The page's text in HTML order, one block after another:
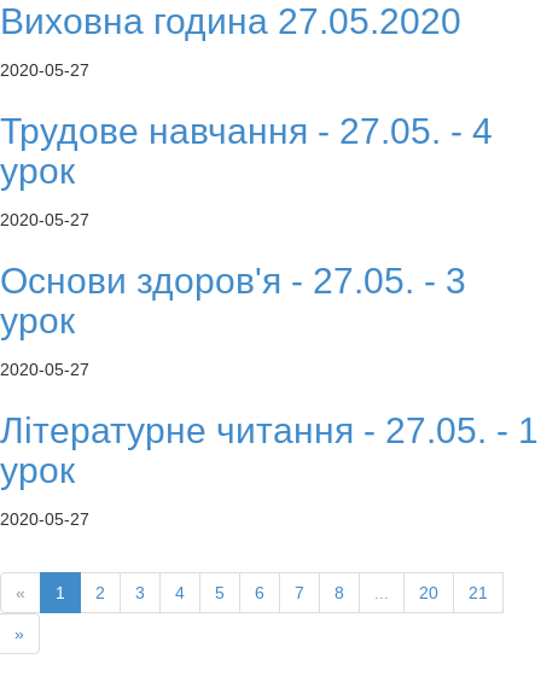
Виховна година 27.05.2020
2020-05-27
Трудове навчання - 27.05. - 4
урок
2020-05-27
Основи здоров'я - 27.05. - 3
урок
2020-05-27
Літературне читання - 27.05. - 1
урок
2020-05-27
« 1 2 3 4 5 6 7 8 20 21
»